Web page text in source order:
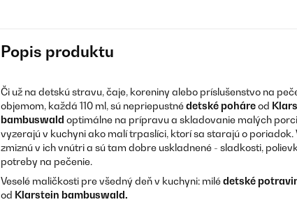
Popis produktu
Či už na detskú stravu, čaje, koreniny alebo príslušenstvo na
objemom, každá 110 ml, sú nepriepustnédetské poháreod
bambuswald optimálne na prípravu a skladovanie malých
vyzerajú v kuchyni ako malí trpaslíci, ktorí sa starajú o
zmiznú v ich vnútri a sú tam dobre uskladnené - sladkosti,
potreby na pečenie.
Veselé maličkosti pre všedný deň v kuchyni: milédetské
od Klarstein bambuswald.